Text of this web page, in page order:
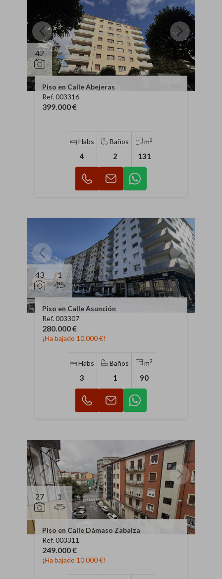
42
Piso en Calle Abejeras
Ref. 003316
399.000 €
Habs
4
Baños
2
m2
131
43 1
Piso en Calle Asunción
Ref. 003307
280.000 €
¡Ha bajado 10.000 €!
Habs
3
Baños
1
m2
90
27 1
Piso en Calle Dámaso Zabalza
Ref. 003311
249.000 €
¡Ha bajado 10.000 €!